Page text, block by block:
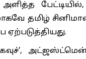
பேட்டியில்,
தமிழ்
ஏற்படுத்தியது.